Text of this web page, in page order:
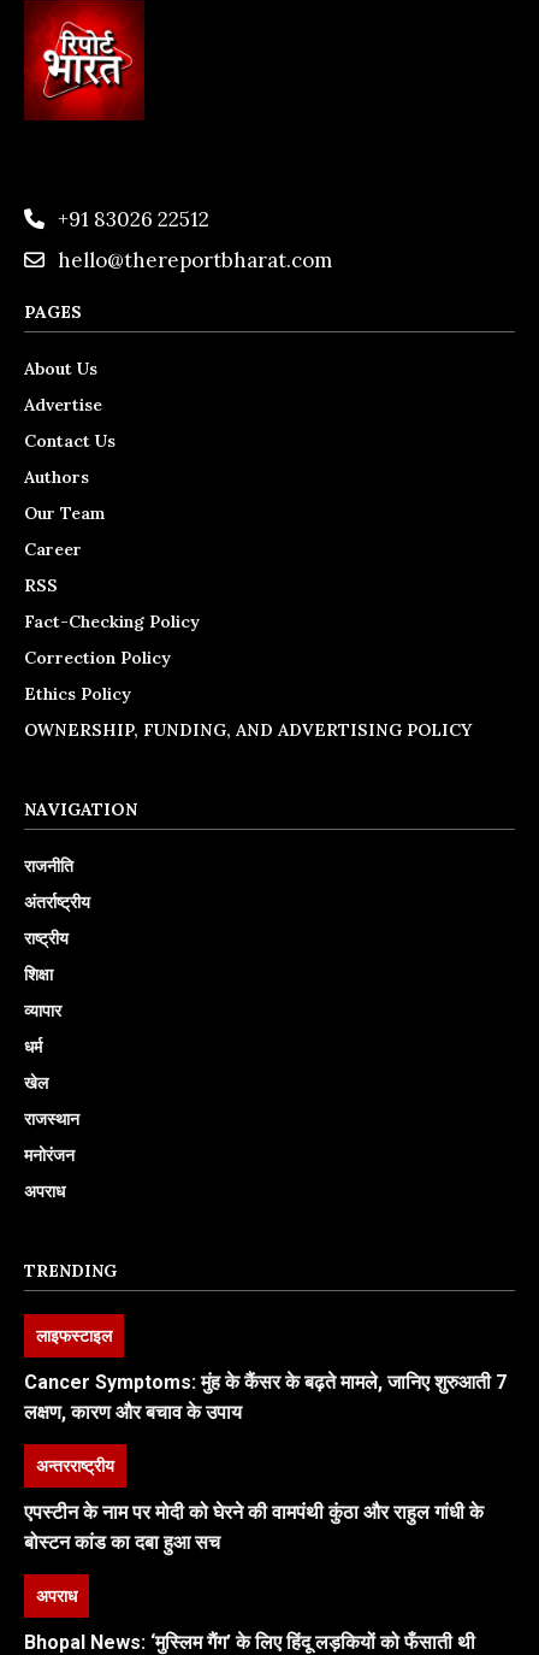
+91 83026 22512
hello@thereportbharat.com
PAGES
About Us
Advertise
Contact Us
Authors
Our Team
Career
RSS
Fact-Checking Policy
Correction Policy
Ethics Policy
OWNERSHIP, FUNDING, AND ADVERTISING POLICY
NAVIGATION
राजनीति
अंतर्राष्ट्रीय
राष्ट्रीय
शिक्षा
व्यापार
धर्म
खेल
राजस्थान
मनोरंजन
अपराध
TRENDING
लाइफस्टाइल
Cancer Symptoms: मुंह के कैंसर के बढ़ते मामले, जानिए शुरुआती 7
लक्षण, कारण और बचाव के उपाय
अन्तरराष्ट्रीय
एपस्टीन के नाम पर मोदी को घेरने की वामपंथी कुंठा और राहुल गांधी के
बोस्टन कांड का दबा हुआ सच
अपराध
Bhopal News: ‘मुस्लिम गैंग’ के लिए हिंदू लड़कियों को फँसाती थी